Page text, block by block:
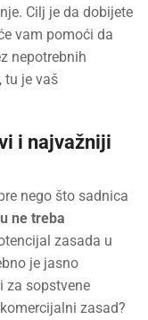
Cilj je da dobijete
vam pomoći da
nepotrebnih
tu je vaš
i najvažniji
nego što sadnica
ne treba
zasada u
je jasno
za sopstvene
zasad?